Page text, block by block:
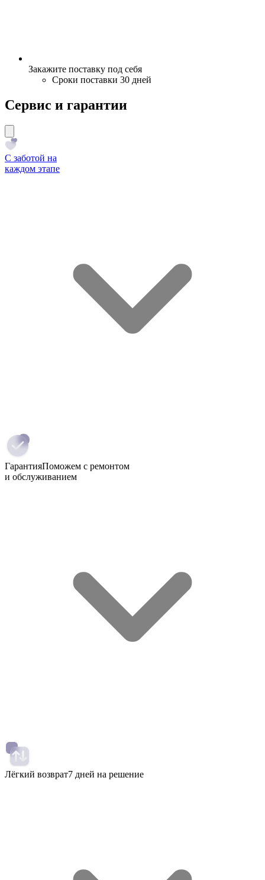
Закажите поставку под себя
Сроки поставки 30 дней
Сервис и гарантии
С заботой на
каждом этапе
ГарантияПоможем с ремонтом
и обслуживанием
Лёгкий возврат7 дней на решение